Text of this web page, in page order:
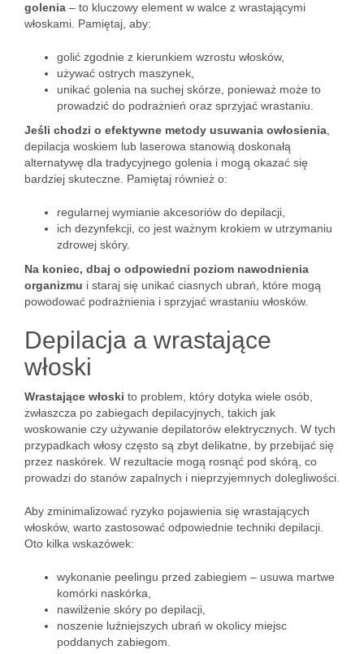
golenia – to kluczowy element w walce z wrastającymi
włoskami. Pamiętaj, aby:
golić zgodnie z kierunkiem wzrostu włosków,
używać ostrych maszynek,
unikać golenia na suchej skórze, ponieważ może to
prowadzić do podrażnień oraz sprzyjać wrastaniu.
Jeśli chodzi o efektywne metody usuwania owłosienia
depilacja woskiem lub laserowa stanowią doskonałą
alternatywę dla tradycyjnego golenia i mogą okazać się
bardziej skuteczne. Pamiętaj również o:
regularnej wymianie akcesoriów do depilacji,
ich dezynfekcji, co jest ważnym krokiem w utrzymaniu
zdrowej skóry.
Na koniec, dbaj o odpowiedni poziom nawodnienia
organizmu i staraj się unikać ciasnych ubrań, które mogą
powodować podrażnienia i sprzyjać wrastaniu włosków.
Depilacja a wrastające
włoski
Wrastające włoski to problem, który dotyka wiele osób,
zwłaszcza po zabiegach depilacyjnych, takich jak
woskowanie czy używanie depilatorów elektrycznych. W tych
przypadkach włosy często są zbyt delikatne, by przebijać się
przez naskórek. W rezultacie mogą rosnąć pod skórą, co
prowadzi do stanów zapalnych i nieprzyjemnych dolegliwości.
Aby zminimalizować ryzyko pojawienia się wrastających
włosków, warto zastosować odpowiednie techniki depilacji.
Oto kilka wskazówek:
wykonanie peelingu przed zabiegiem – usuwa martwe
komórki naskórka,
nawilżenie skóry po depilacji,
noszenie luźniejszych ubrań w okolicy miejsc
poddanych zabiegom.